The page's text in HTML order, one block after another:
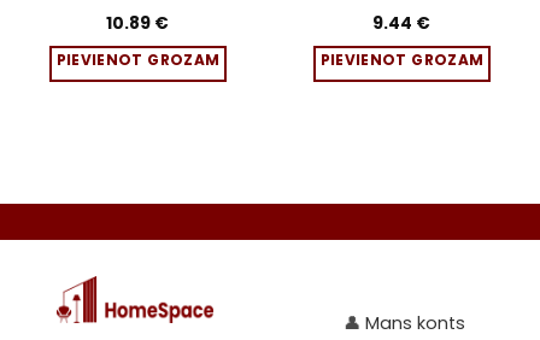
10.89 €
PIEVIENOT GROZAM
9.44 €
PIEVIENOT GROZAM
👤 Mans konts